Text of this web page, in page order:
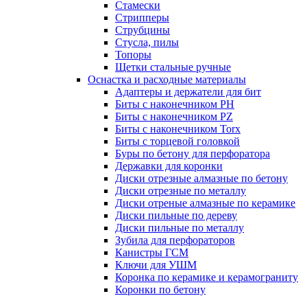
Стамески
Стрипперы
Струбцины
Стусла, пилы
Топоры
Щетки стальные ручные
Оснастка и расходные материалы
Адаптеры и держатели для бит
Биты с наконечником PH
Биты с наконечником PZ
Биты с наконечником Torx
Биты с торцевой головкой
Буры по бетону для перфоратора
Державки для коронки
Диски отрезные алмазные по бетону
Диски отрезные по металлу
Диски отреные алмазные по керамике
Диски пильные по дереву
Диски пильные по металлу
Зубила для перфораторов
Канистры ГСМ
Ключи для УШМ
Коронка по керамике и керамограниту
Коронки по бетону